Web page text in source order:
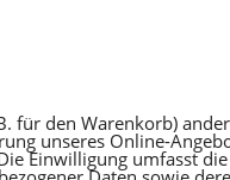
für den Warenkorb)
unseres Online-
Einwilligung umfasst die